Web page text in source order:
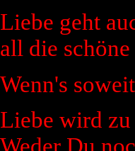
Liebe geht
all die
Wenn's
Liebe wird zu